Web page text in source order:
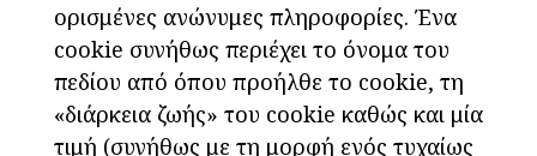
ορισμένες ανώνυμες πληροφορίες. Ένα
cookie συνήθως περιέχει το όνομα του
πεδίου από όπου προήλθε το cookie, τη
«διάρκεια ζωής» του cookie καθώς και μία
τιμή (συνήθως με τη μορφή ενός τυχαίως